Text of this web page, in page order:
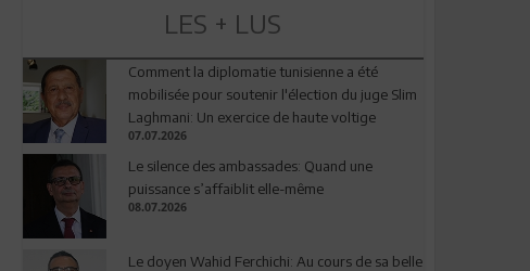
LES + LUS
Comment la diplomatie tunisienne a été
mobilisée pour soutenir l'élection du juge Slim
Laghmani: Un exercice de haute voltige
07.07.2026
Le silence des ambassades: Quand une
puissance s’affaiblit elle-même
08.07.2026
Le doyen Wahid Ferchichi: Au cours de sa belle